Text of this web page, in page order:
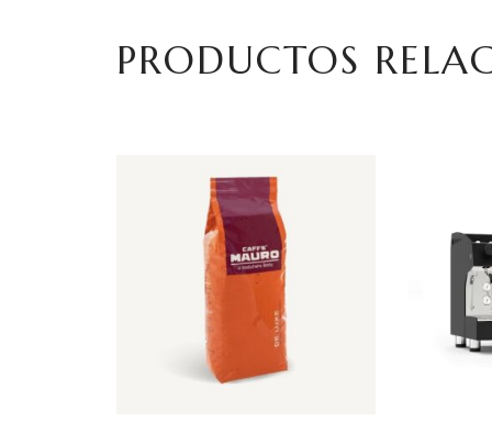
PRODUCTOS
AÑADIR AL CARRITO